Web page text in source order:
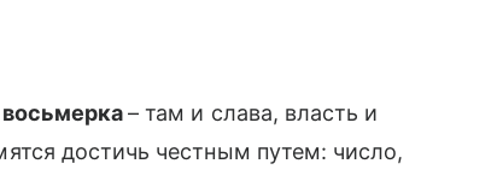
восьмерка– там и слава, власть и
достичь честным путем: число,